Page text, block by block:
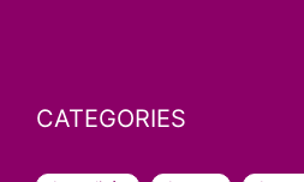
CATEGORIES